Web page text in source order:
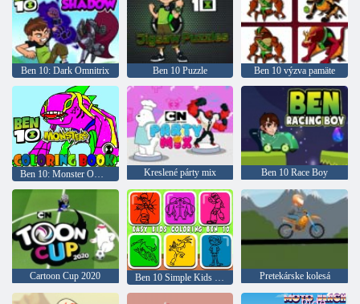
Ben 10: Dark Omnitrix Ben 10 Puzzle Ben 10 výzva pamäte
Kreslené párty mix Ben 10 Race Boy
Cartoon Cup 2020 Pretekárske kolesá